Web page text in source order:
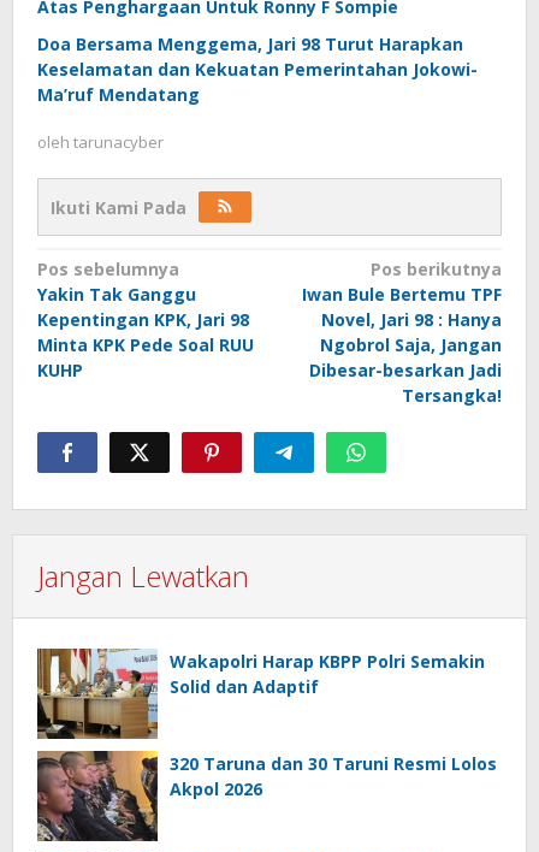
Atas Penghargaan Untuk Ronny F Sompie
Doa Bersama Menggema, Jari 98 Turut Harapkan
Keselamatan dan Kekuatan Pemerintahan Jokowi-
Ma’ruf Mendatang
oleh tarunacyber
Ikuti Kami Pada
Navigasi
pos
Pos sebelumnya
Yakin Tak Ganggu
Kepentingan KPK, Jari 98
Minta KPK Pede Soal RUU
KUHP
Pos berikutnya
Iwan Bule Bertemu TPF
Novel, Jari 98 : Hanya
Ngobrol Saja, Jangan
Dibesar-besarkan Jadi
Tersangka!
Jangan Lewatkan
Wakapolri Harap KBPP Polri Semakin
Solid dan Adaptif
320 Taruna dan 30 Taruni Resmi Lolos
Akpol 2026